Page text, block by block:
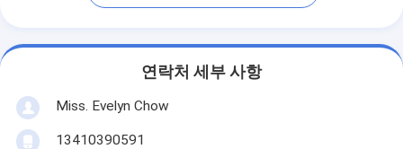
연락처 세부 사항
Miss. Evelyn Chow
13410390591